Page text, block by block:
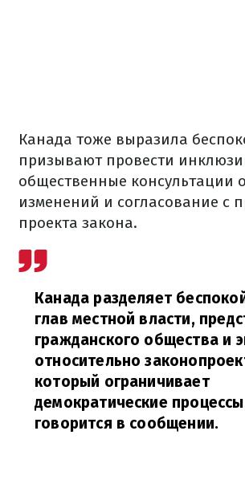
Канада тоже выразила
призывают провести
общественные консультации
изменений и согласование с
проекта закона.
Канада разделяет
глав местной власти,
гражданского общества и
относительно
который ограничивает
демократические
говорится в сообщении.